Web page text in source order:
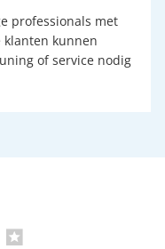
professionals met
klanten kunnen
of service nodig